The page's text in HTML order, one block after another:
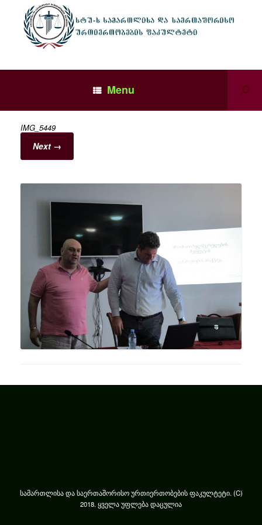
Menu
IMG_5449
Next →
სამართლისა და საერთაშორისო ურთიერთობების ფაკულტეტი. (C)
2018. ყველა უფლება დაცულია